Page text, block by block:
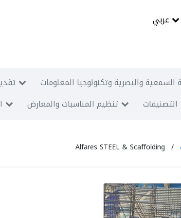
السمعية والبصرية وتكنولوجيا المعلومات
تنظيم المناسبات والمعارض التصنيفات
Alfares STEEL & Scaffolding